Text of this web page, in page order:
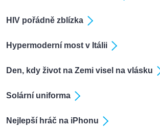
HIV pořádně zblízka
Hypermoderní most v Itálii
Den, kdy život na Zemi visel na vlásku
Solární uniforma
Nejlepší hráč na iPhonu